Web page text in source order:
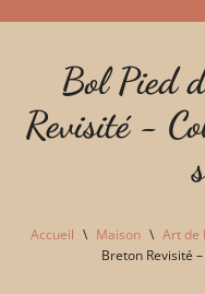
contenu
Bol Pied
Revisité -
Accueil \ Maison \ Art de
Breton Revisité –